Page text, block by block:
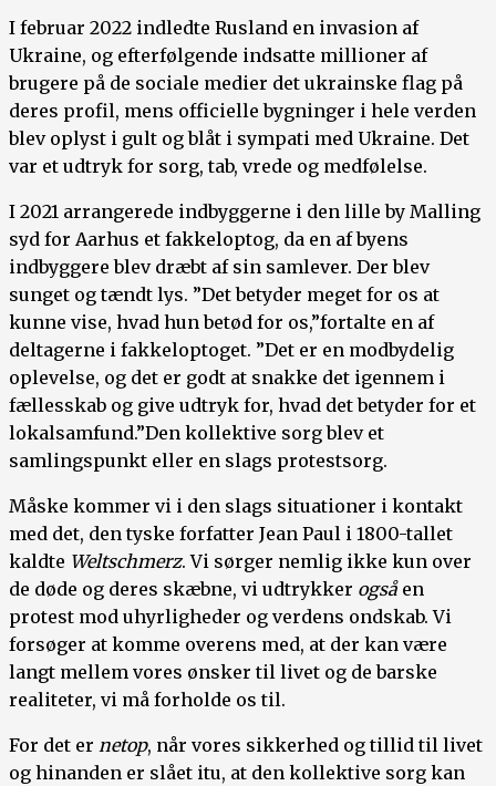
I februar 2022 indledte Rusland en invasion af
Ukraine, og efterfølgende indsatte millioner af
brugere på de sociale medier det ukrainske flag på
deres profil, mens officielle bygninger i hele verden
blev oplyst i gult og blåt i sympati med Ukraine. Det
var et udtryk for sorg, tab, vrede og medfølelse.
I 2021 arrangerede indbyggerne i den lille by Malling
syd for Aarhus et fakkeloptog, da en af byens
indbyggere blev dræbt af sin samlever. Der blev
sunget og tændt lys. ”Det betyder meget for os at
kunne vise, hvad hun betød for os,”fortalte en af
deltagerne i fakkeloptoget. ”Det er en modbydelig
oplevelse, og det er godt at snakke det igennem i
fællesskab og give udtryk for, hvad det betyder for et
lokalsamfund.”Den kollektive sorg blev et
samlingspunkt eller en slags protestsorg.
Måske kommer vi i den slags situationer i kontakt
med det, den tyske forfatter Jean Paul i 1800-tallet
kaldte Weltschmerz. Vi sørger nemlig ikke kun over
de døde og deres skæbne, vi udtrykker ogsåen
protest mod uhyrligheder og verdens ondskab. Vi
forsøger at komme overens med, at der kan være
langt mellem vores ønsker til livet og de barske
realiteter, vi må forholde os til.
For det er netop, når vores sikkerhed og tillid til livet
og hinanden er slået itu, at den kollektive sorg kan